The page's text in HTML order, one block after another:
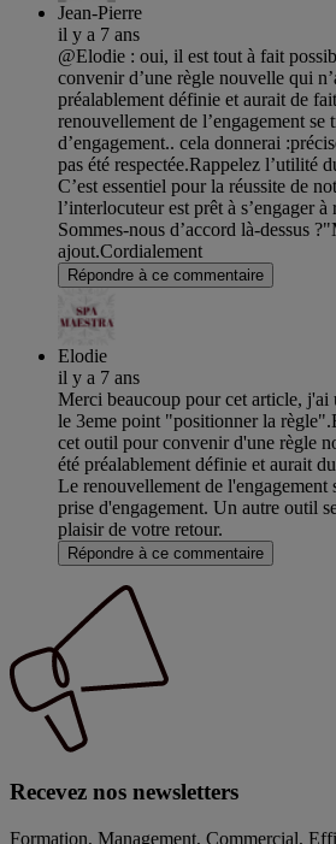
Jean-Pierre
il y a 7 ans
@Elodie : oui, il est tout à fait
convenir d’une règle nouvelle qui
préalablement définie et aurait de
renouvellement de l’engagement se
d’engagement.. cela donnerai
pas été respectée.Rappelez l’utilité
C’est essentiel pour la réussite de
l’interlocuteur est prêt à s’engager
Sommes-nous d’accord là-dessus
ajout.Cordialement
Répondre à ce commentaire
Elodie
il y a 7 ans
Merci beaucoup pour cet article, j'ai
le 3eme point "positionner la
cet outil pour convenir d'une règle
été préalablement définie et aurait
Le renouvellement de l'engagement
prise d'engagement. Un autre outil
plaisir de votre retour.
Répondre à ce commentaire
Recevez nos newsletters
Formation, Management, Commercial,